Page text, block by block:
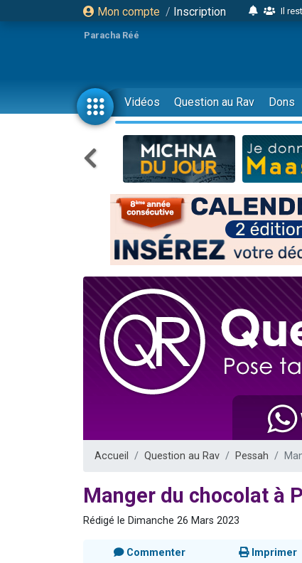
Mon compte / Inscription
Il
2
6
4
2
17
4
Il
Eva
4
3
Odaya
3
2
13
Il
12
29
Paracha Réé
Vidéos Question au Rav Dons
Accueil Question au Rav Pessah
Manger du chocolat à
Rédigé le Dimanche 26 Mars 2023
Commenter Imprimer